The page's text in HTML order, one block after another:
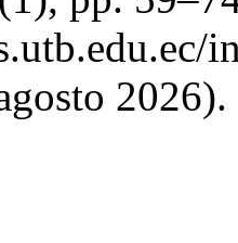
2026).